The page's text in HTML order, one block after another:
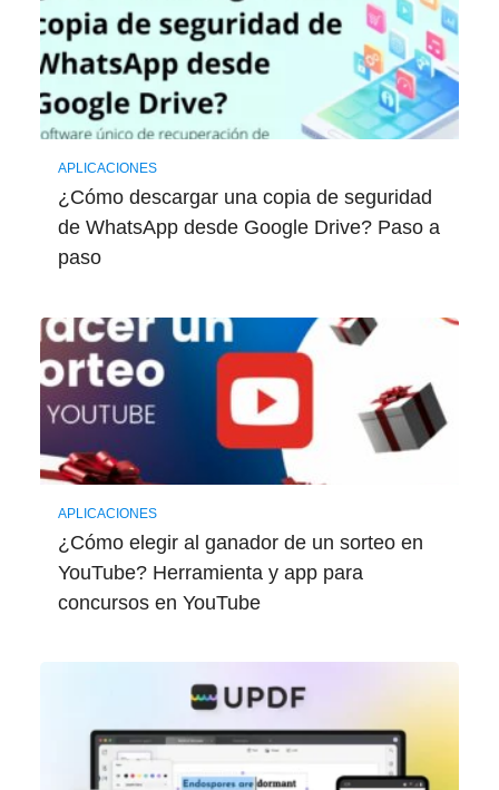
APLICACIONES
¿Cómo descargar una copia de seguridad
de WhatsApp desde Google Drive? Paso a
paso
APLICACIONES
¿Cómo elegir al ganador de un sorteo en
YouTube? Herramienta y app para
concursos en YouTube